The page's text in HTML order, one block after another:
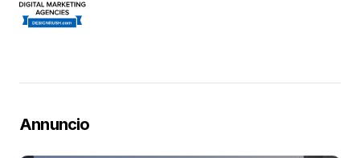
Annuncio